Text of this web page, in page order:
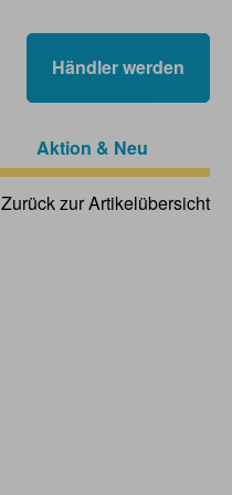
Händler werden
Aktion & Neu
Zurück zur Artikelübersicht